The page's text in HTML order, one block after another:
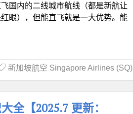
国内的二线城市航线（都是新航让
眼），但能直飞就是一大优势。能
新加坡航空 Singapore Airlines (SQ)
全【2025.7 更新：